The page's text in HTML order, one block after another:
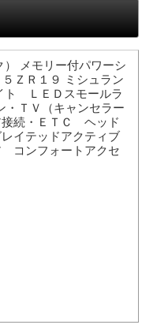
メモリー付パワーシ
ＺＲ１９ ミシュラン
ト ＬＥＤスモールラ
ＴＶ（キャンセラー
接続・ＥＴＣ ヘッド
イテッドアクティブ
コンフォートアクセ